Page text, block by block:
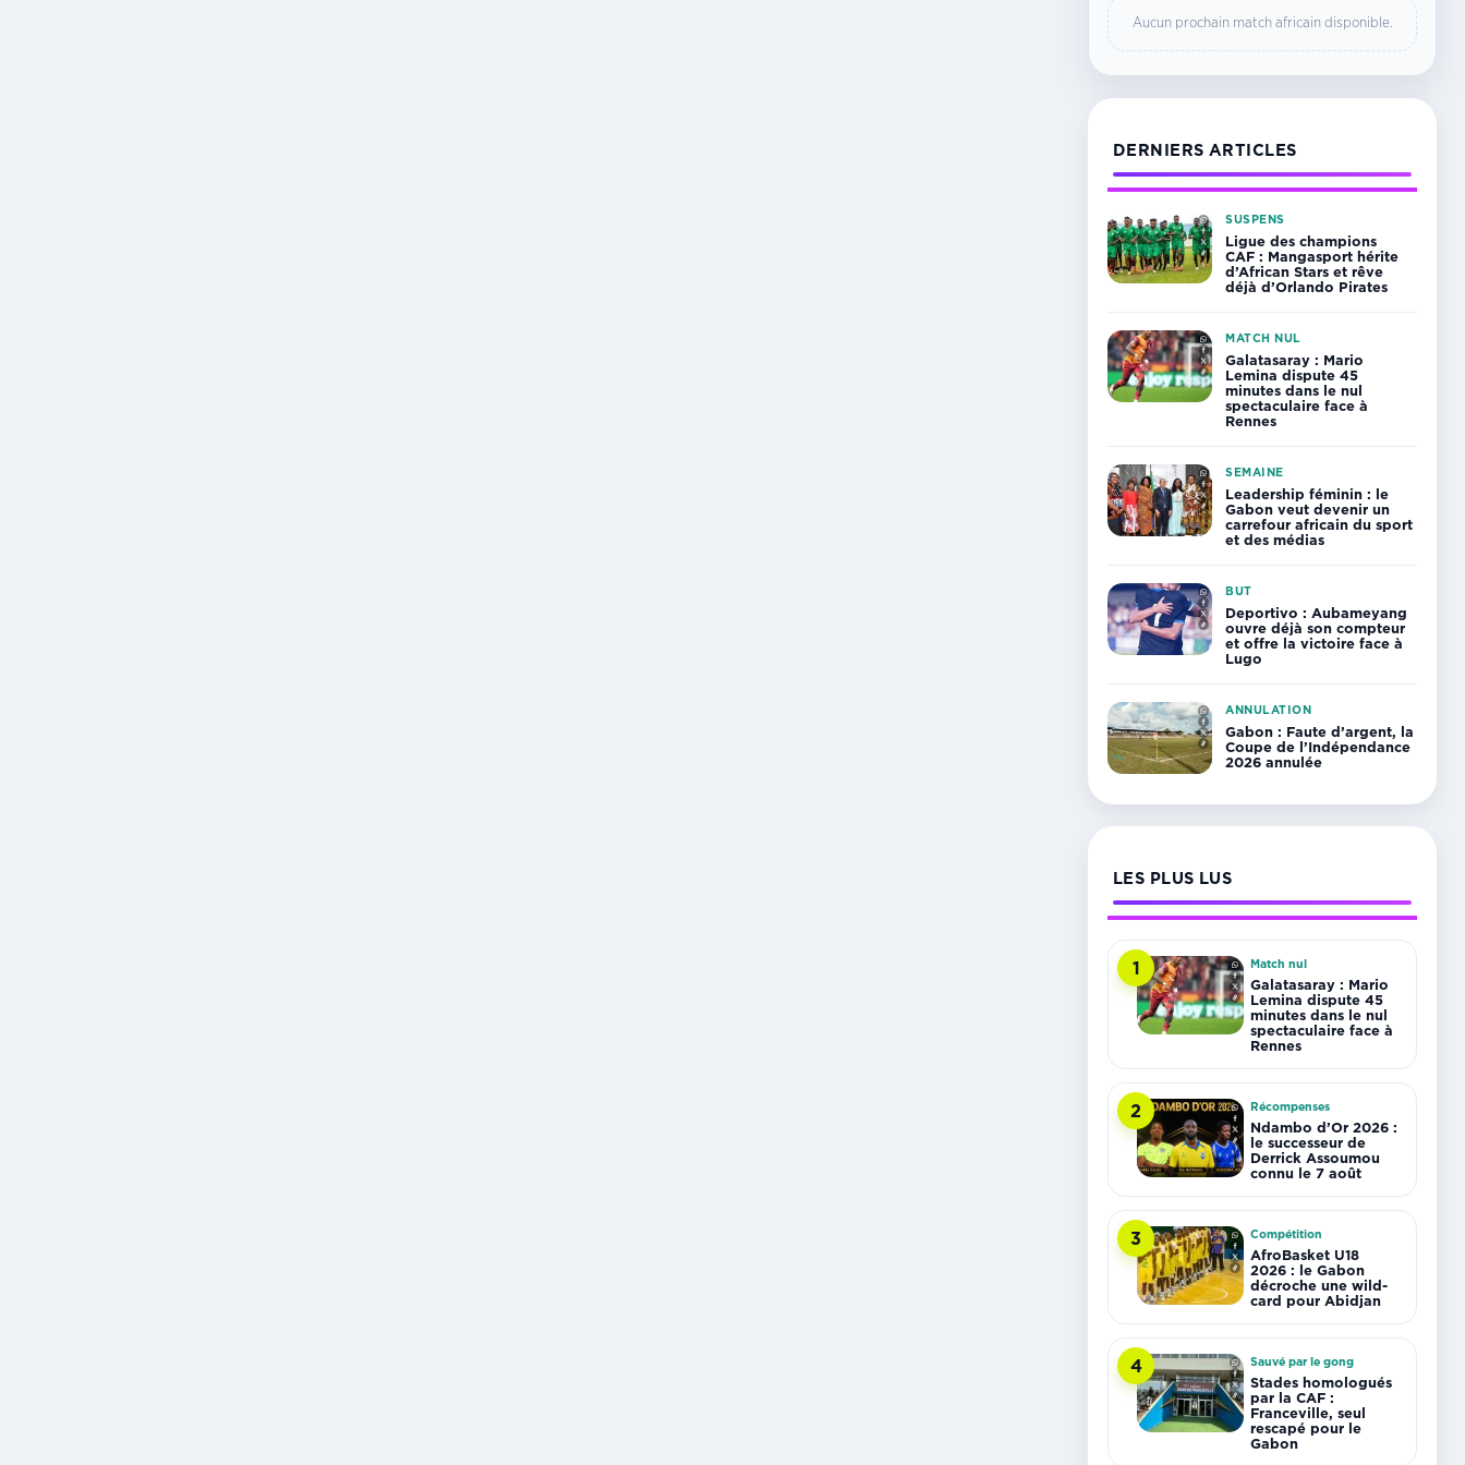
Aucun prochain match africain disponible.
DERNIERS ARTICLES
SUSPENS
Ligue des champions
CAF : Mangasport hérite
d’African Stars et rêve
déjà d’Orlando Pirates
MATCH NUL
Galatasaray : Mario
Lemina dispute 45
minutes dans le nul
spectaculaire face à
Rennes
SEMAINE
Leadership féminin : le
Gabon veut devenir un
carrefour africain du sport
et des médias
BUT
Deportivo : Aubameyang
ouvre déjà son compteur
et offre la victoire face à
Lugo
ANNULATION
Gabon : Faute d’argent, la
Coupe de l’Indépendance
2026 annulée
LES PLUS LUS
1 Match nul
Galatasaray : Mario
Lemina dispute 45
minutes dans le nul
spectaculaire face à
Rennes
2 Récompenses
Ndambo d’Or 2026 :
le successeur de
Derrick Assoumou
connu le 7 août
3 Compétition
AfroBasket U18
2026 : le Gabon
décroche une wild-
card pour Abidjan
4 Sauvé par le gong
Stades homologués
par la CAF :
Franceville, seul
rescapé pour le
Gabon